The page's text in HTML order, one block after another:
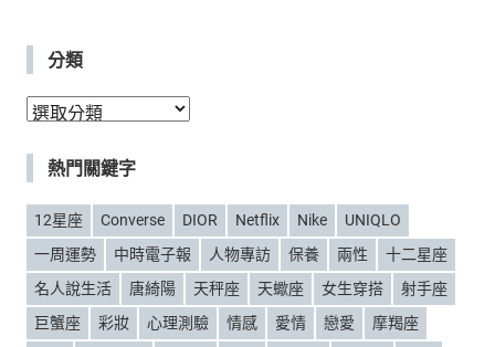
分類
分
熱門關鍵字
12星座 Converse DIOR Netflix Nike
UNIQLO
一周運勢
中時電子報 人物專訪 保養 兩性
十二星座
名人說生活
唐綺陽 天秤座 天蠍座 女生穿搭
射手座
巨蟹座
彩妝 心理測驗 情感 愛情 戀愛
摩羯座